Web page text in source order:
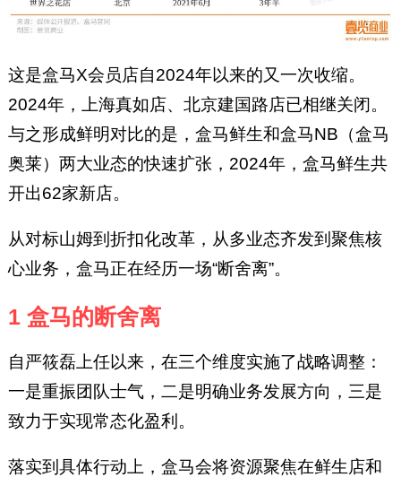
这是盒马X会员店自2024年以来的又一次收缩。
2024年，上海真如店、北京建国路店已相继关闭。
与之形成鲜明对比的是，盒马鲜生和盒马NB（盒马
奥莱）两大业态的快速扩张，2024年，盒马鲜生共
开出62家新店。
从对标山姆到折扣化改革，从多业态齐发到聚焦核
心业务，盒马正在经历一场“断舍离”。
1 盒马的断舍离
自严筱磊上任以来，在三个维度实施了战略调整：
一是重振团队士气，二是明确业务发展方向，三是
致力于实现常态化盈利。
落实到具体行动上，盒马会将资源聚焦在鲜生店和